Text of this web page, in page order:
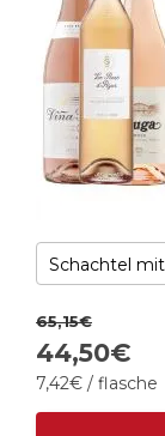
65,15€
44,50€
7,42€ / flasche